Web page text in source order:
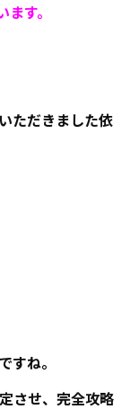
す。
ただきました依
すね。
させ、完全攻略